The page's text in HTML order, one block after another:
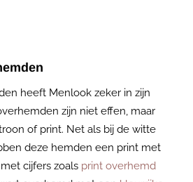
heeft Menlook zeker in zijn
zijn niet effen, maar
of print. Net als bij de witte
deze hemden een print met
cijfers zoals print overhemd